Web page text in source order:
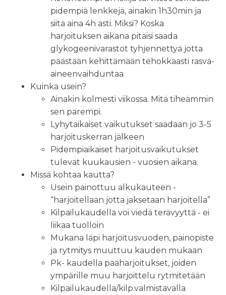
pidempiä lenkkejä, ainakin 1h30min ja
siitä aina 4h asti. Miksi? Koska
harjoituksen aikana pitäisi saada
glykogeenivarastot tyhjennettyä jotta
päästään kehittämään tehokkaasti rasva-
aineenvaihduntaa
Kuinka usein?
Ainakin kolmesti viikossa. Mitä tiheämmin
sen parempi.
Lyhytaikaiset vaikutukset saadaan jo 3-5
harjoituskerran jälkeen
Pidempiaikaiset harjoitusvaikutukset
tulevat kuukausien - vuosien aikana.
Missä kohtaa kautta?
Usein painottuu alkukauteen -
“harjoitellaan jotta jaksetaan harjoitella”
Kilpailukaudella voi viedä terävyyttä - ei
liikaa tuolloin
Mukana läpi harjoitusvuoden, painopiste
ja rytmitys muuttuu kauden mukaan
Pk- kaudella pääharjoitukset, joiden
ympärille muu harjoittelu rytmitetään
Kilpailukaudella/kilp.valmistavalla